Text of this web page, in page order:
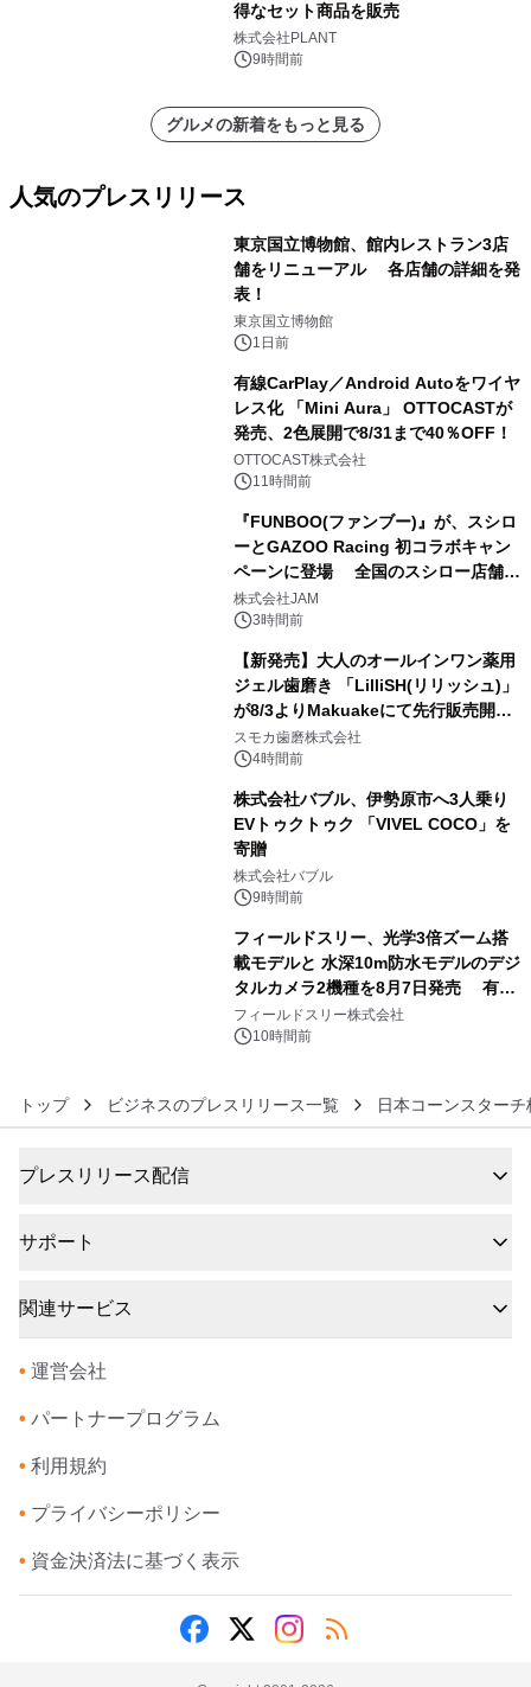
得なセット商品を販売
株式会社PLANT
9時間前
グルメの新着をもっと見る
人気のプレスリリース
東京国立博物館、館内レストラン3店
舗をリニューアル 各店舗の詳細を発
表！
東京国立博物館
1日前
有線CarPlay／Android Autoをワイヤ
レス化 「Mini Aura」 OTTOCASTが
発売、2色展開で8/31まで40％OFF！
OTTOCAST株式会社
11時間前
『FUNBOO(ファンブー)』が、スシロ
ーとGAZOO Racing 初コラボキャン
ペーンに登場 全国のスシロー店舗で
GR 4車種の FUNBOO(ミニカー)付き
メニューが展開されます
株式会社JAM
3時間前
【新発売】大人のオールインワン薬用
ジェル歯磨き 「LilliSH(リリッシュ)」
が8/3よりMakuakeにて先行販売開
始！
スモカ歯磨株式会社
4時間前
株式会社バブル、伊勢原市へ3人乗り
EVトゥクトゥク 「VIVEL COCO」を
寄贈
株式会社バブル
9時間前
フィールドスリー、光学3倍ズーム搭
載モデルと 水深10m防水モデルのデジ
タルカメラ2機種を8月7日発売 有効
約1300万画素、用途別に選べるコンデ
ジ新登場
フィールドスリー株式会社
10時間前
トップ ビジネスのプレスリリース一覧 日本コーンスター
プレスリリース配信
サポート
関連サービス
• 運営会社
• パートナープログラム
• 利用規約
• プライバシーポリシー
• 資金決済法に基づく表示